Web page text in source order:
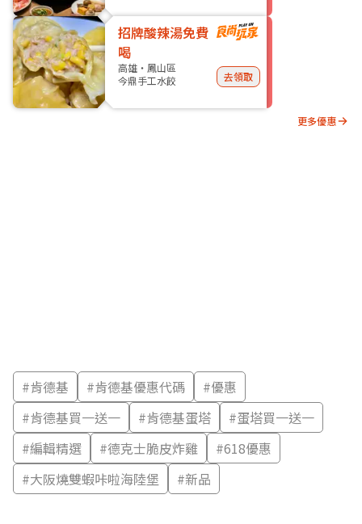
招牌酸辣湯免費
喝
高雄・鳳山區
今鼎手工水餃
去領取
更多優惠
#肯德基 #肯德基優惠代碼 #優惠
#肯德基買一送一 #肯德基蛋塔 #蛋塔買一送一
#編輯精選 #德克士脆皮炸雞 #618優惠
#大阪燒雙蝦咔啦海陸堡 #新品